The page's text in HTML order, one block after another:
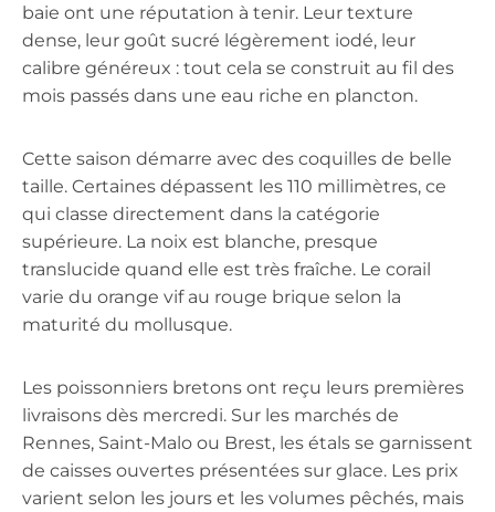
baie ont une réputation à tenir. Leur texture
dense, leur goût sucré légèrement iodé, leur
calibre généreux : tout cela se construit au fil des
mois passés dans une eau riche en plancton.
Cette saison démarre avec des coquilles de belle
taille. Certaines dépassent les 110 millimètres, ce
qui classe directement dans la catégorie
supérieure. La noix est blanche, presque
translucide quand elle est très fraîche. Le corail
varie du orange vif au rouge brique selon la
maturité du mollusque.
Les poissonniers bretons ont reçu leurs premières
livraisons dès mercredi. Sur les marchés de
Rennes, Saint-Malo ou Brest, les étals se garnissent
de caisses ouvertes présentées sur glace. Les prix
varient selon les jours et les volumes pêchés, mais